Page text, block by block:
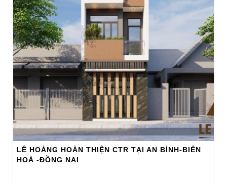
LÊ HOÀNG HOÀN THIỆN CTR TẠI AN BÌNH-BIÊN
HOÀ -ĐỒNG NAI